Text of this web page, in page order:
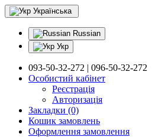
Українська
Russian
Укр
093-50-32-272 | 096-50-32-272
Особистий кабінет
Реєстрація
Авторизація
Закладки (0)
Кошик замовлень
Оформлення замовлення